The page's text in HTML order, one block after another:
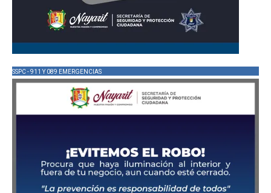
SSPC - 911 Y 089 EMERGENCIAS